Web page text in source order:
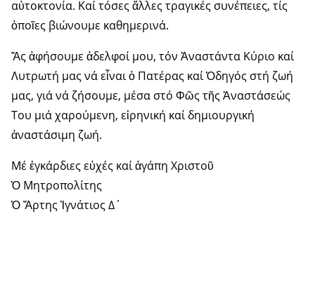
αὐτοκτονία. Καί τόσες ἄλλες τραγικές συνέπειες, τίς
ὁποῖες βιώνουμε καθημερινά.
Ἅς ἀφήσουμε ἀδελφοί μου, τόν Ἀναστάντα Κύριο καί
Λυτρωτή μας νά εἶναι ὁ Πατέρας καί Ὁδηγός στή ζωή
μας, γιά νά ζήσουμε, μέσα στό Φῶς τῆς Ἀναστάσεώς
Του μιά χαρούμενη, εἰρηνική καί δημιουργική
ἀναστάσιμη ζωή.
Μέ ἐγκάρδιες εὐχές καί ἀγάπη Χριστοῦ
Ὁ Μητροπολίτης
Ὁ Ἄρτης Ἰγνάτιος Δ΄